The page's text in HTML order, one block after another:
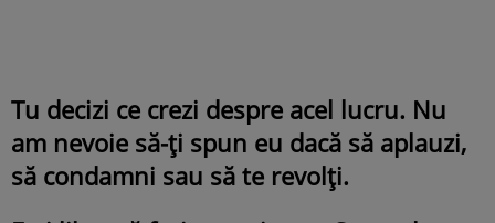
Tu decizi ce crezi despre acel lucru. Nu
am nevoie să-ți spun eu dacă să aplauzi,
să condamni sau să te revolți.